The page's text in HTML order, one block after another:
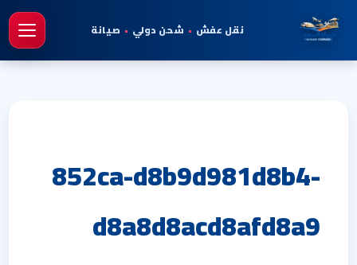
نقل عفش • شحن دولي • صيانة
852ca-d8b9d981d8b4-
d8a8d8acd8afd8a9